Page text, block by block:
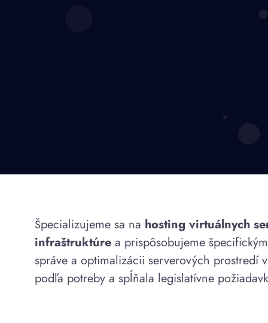
Špecializujeme sa na hosting virtuálnych
infraštruktúre a prispôsobujeme
správe a optimalizácii serverových prostredí
podľa potreby a spĺňala legislatívne